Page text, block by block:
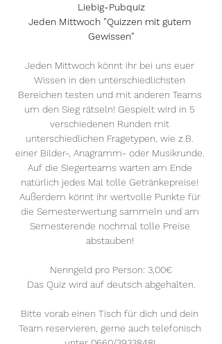
Liebig-Pubquiz
Jeden Mittwoch "Quizzen mit gutem
Gewissen"
Jeden Mittwoch könnt ihr bei uns euer
Wissen in den unterschiedlichsten
Bereichen testen und mit anderen Teams
um den Sieg rätseln! Gespielt wird in 5
verschiedenen Runden mit
unterschiedlichen Fragetypen, wie z.B.
einer Bilder-, Anagramm- oder Musikrunde.
Auf die Siegerteams warten am Ende
natürlich jedes Mal tolle Getränkepreise!
Außerdem könnt ihr wertvolle Punkte für
die Semesterwertung sammeln und am
Semesterende nochmal tolle Preise
abstauben!
Nenngeld pro Person: 3,00€
Das Quiz wird auf deutsch abgehalten.
Bitte vorab einen Tisch für dich und dein
Team reservieren, gerne auch telefonisch